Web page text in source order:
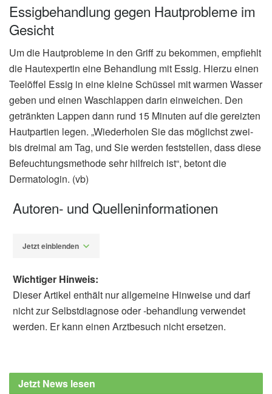
Essigbehandlung gegen Hautprobleme im
Gesicht
Um die Hautprobleme in den Griff zu bekommen, empfiehlt
die Hautexpertin eine Behandlung mit Essig. Hierzu einen
Teelöffel Essig in eine kleine Schüssel mit warmen Wasser
geben und einen Waschlappen darin einweichen. Den
getränkten Lappen dann rund 15 Minuten auf die gereizten
Hautpartien legen. „Wiederholen Sie das möglichst zwei-
bis dreimal am Tag, und Sie werden feststellen, dass diese
Befeuchtungsmethode sehr hilfreich ist“, betont die
Dermatologin. (vb)
Autoren- und Quelleninformationen
Jetzt einblenden
wearing face masks (veröffentlicht:
14.05.2020),
Wichtiger Hinweis:
Dieser Artikel enthält nur allgemeine Hinweise und darf
nicht zur Selbstdiagnose oder -behandlung verwendet
werden. Er kann einen Arztbesuch nicht ersetzen.
Jetzt News lesen